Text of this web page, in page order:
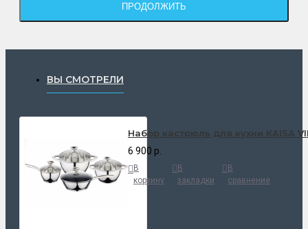
ПРОДОЛЖИТЬ
ВЫ СМОТРЕЛИ
Набор кастрюль для кухни KAISA
6 900 р.
В
корзину
В
закладки
В
сравнение